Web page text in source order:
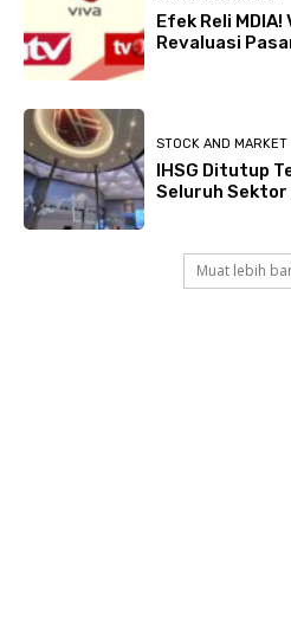
Efek Reli
Revaluasi
STOCK AND MARKET
IHSG Ditutup
Seluruh Sektor
Muat lebih